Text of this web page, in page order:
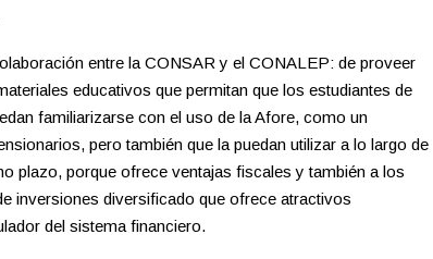
entre la CONSAR y el CONALEP: de proveer
educativos que permitan que los estudiantes de
familiarizarse con el uso de la Afore, como un
pero también que la puedan utilizar a lo largo de
plazo, porque ofrece ventajas fiscales y también a los
inversiones diversificado que ofrece atractivos
del sistema financiero.